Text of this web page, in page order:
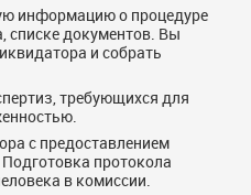
информацию о процедуре
списке документов. Вы
и собрать
требующихся для
с предоставлением
протокола
в комиссии.